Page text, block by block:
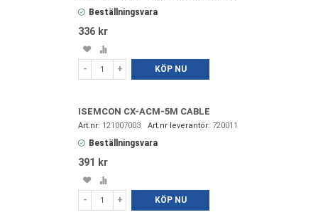
Beställningsvara
336 kr
Spara
i
favoriter
Lägg
till
- + KÖP NU
ISEMCON CX-ACM-5M CABLE
121007003 720011
Beställningsvara
391 kr
Spara
i
favoriter
Lägg
till
- + KÖP NU